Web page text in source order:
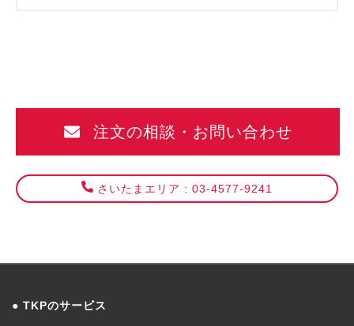
注文の相談・お問い合わせ
さいたまエリア : 03-4577-9241
TKPのサービス